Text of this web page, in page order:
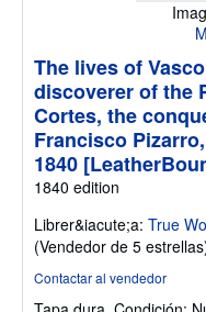
The lives of
discoverer of the
Cortes, the
Francisco
1840
1840 edition
Librer&iacute;a: True
(Vendedor de 5 estrellas
Contactar al vendedor